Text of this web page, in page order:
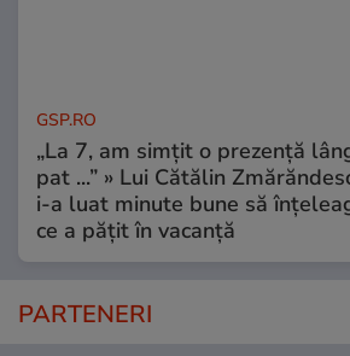
GSP.RO
„La 7, am simțit o prezență
pat ...” » Lui Cătălin
i-a luat minute bune să
ce a pățit în vacanță
PARTENERI